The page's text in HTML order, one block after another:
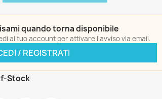
quando torna disponibile
al tuo account per attivare l'avviso via email.
/ REGISTRATI
Stock